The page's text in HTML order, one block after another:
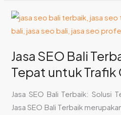
Jasa SEO Bali
Tepat untuk Trafik
Jasa SEO Bali Terbaik: Solusi
Jasa SEO Bali Terbaik
Jasa
SEO
Terbaik:
Solusi
Tepat
untuk
Trafik